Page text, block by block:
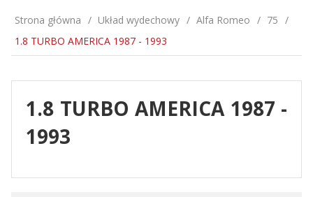
Strona główna Układ wydechowy Alfa Romeo
75
1.8 TURBO AMERICA 1987 - 1993
1.8 TURBO AMERICA 1987 -
1993